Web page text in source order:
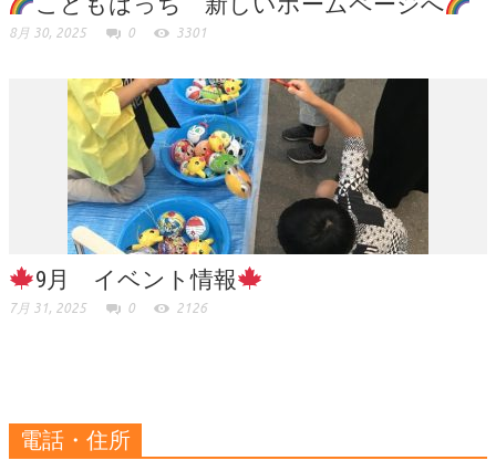
8月 30, 2025 0 3301
9月 イベント情報
7月 31, 2025 0 2126
電話・住所